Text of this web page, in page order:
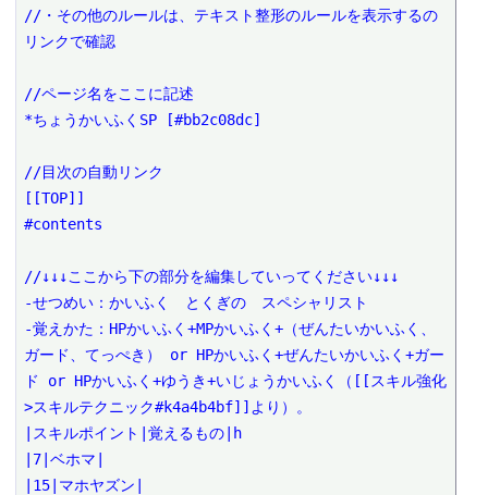
//・その他のルールは、テキスト整形のルールを表示するの
リンクで確認
//ページ名をここに記述
*ちょうかいふくSP [#bb2c08dc]
//目次の自動リンク
[[TOP]]
#contents
//↓↓↓ここから下の部分を編集していってください↓↓↓
-せつめい：かいふく　とくぎの　スペシャリスト
-覚えかた：HPかいふく+MPかいふく+（ぜんたいかいふく、
ガード、てっぺき） or HPかいふく+ぜんたいかいふく+ガー
ド or HPかいふく+ゆうき+いじょうかいふく（[[スキル強化
>スキルテクニック#k4a4b4bf]]より）。
|スキルポイント|覚えるもの|h
|7|ベホマ|
|15|マホヤズン|